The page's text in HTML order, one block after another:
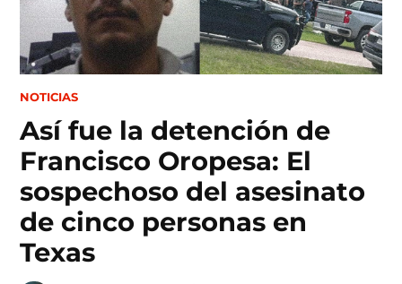
POSTED
NOTICIAS
Así fue la detención de
Francisco Oropesa: El
sospechoso del asesinato
de cinco personas en
Texas